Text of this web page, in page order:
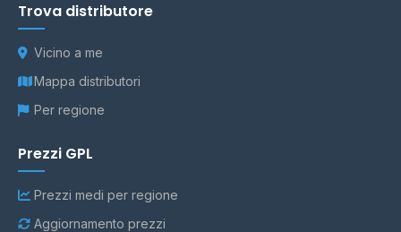
Trova distributore
Vicino a me
Mappa distributori
Per regione
Prezzi GPL
Prezzi medi per regione
Aggiornamento prezzi